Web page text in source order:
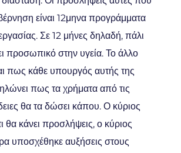
είναι 12μηνα προγράμματα
Σε 12 μήνες δηλαδή, πάλι
προσωπικό στην υγεία. Το άλλο
πως κάθε υπουργός αυτής της
πως τα χρήματα από τις
θα τα δώσει κάπου. Ο κύριος
θα κάνει προσλήψεις, ο κύριος
υποσχέθηκε αυξήσεις στους